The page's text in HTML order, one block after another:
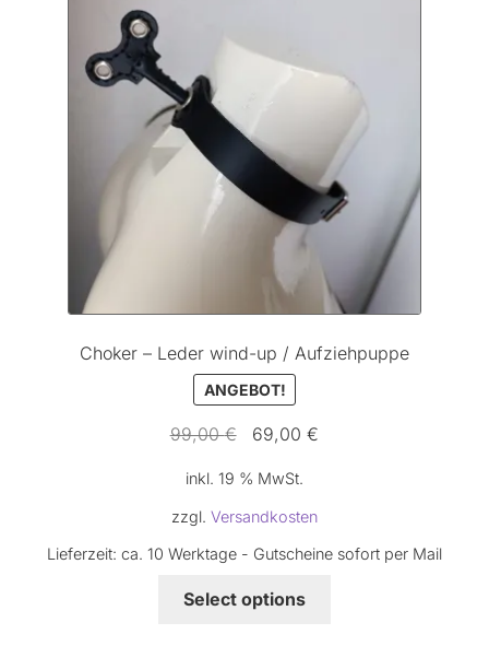
Choker – Leder wind-up / Aufziehpuppe
ANGEBOT!
99,00€
Ursprünglicher
war:
99,00 €
69,00€
inkl. 19 % MwSt.
zzgl. Versandkosten
Lieferzeit: ca. 10 Werktage - Gutscheine sofort per Mail
Select options